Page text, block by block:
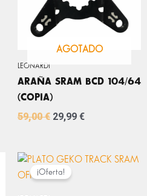
AGOTADO
LEONARDI
ARAÑA SRAM BCD 104/64
(COPIA)
59,00€ 29,99 €
¡Oferta!
EL
PRECIO
ORIGINAL
EL